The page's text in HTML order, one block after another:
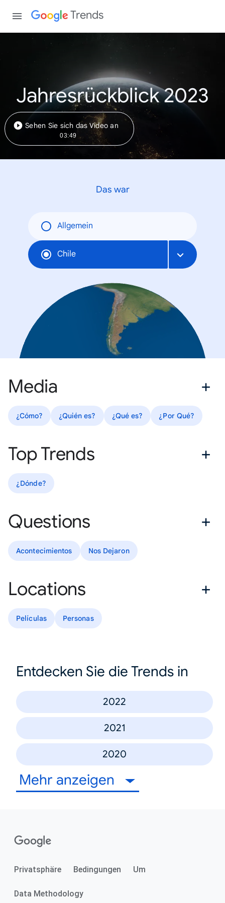
Trends
Jahresrückblick 2023
Sehen Sie sich das Video an
03:49
Das war
Allgemein
Chile
Media
¿Cómo? ¿Quién es? ¿Qué es? ¿Por Qué?
Top Trends
¿Dónde?
Questions
Acontecimientos Nos Dejaron
Locations
Películas Personas
Entdecken Sie die Trends in
2022
2021
2020
Mehr anzeigen
Privatsphäre Bedingungen Um
Data Methodology